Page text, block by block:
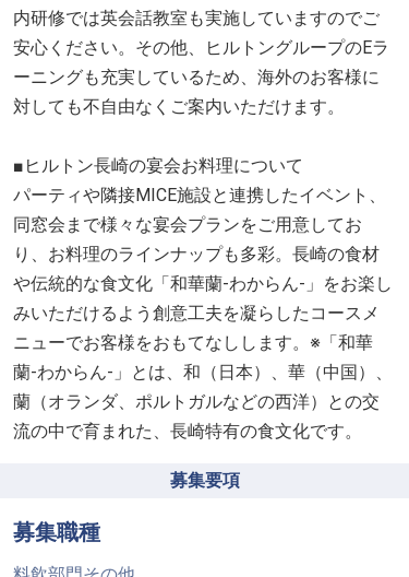
内研修では英会話教室も実施していますのでご
安心ください。その他、ヒルトングループのEラ
ーニングも充実しているため、海外のお客様に
対しても不自由なくご案内いただけます。
■ヒルトン長崎の宴会お料理について
パーティや隣接MICE施設と連携したイベント、
同窓会まで様々な宴会プランをご用意してお
り、お料理のラインナップも多彩。長崎の食材
や伝統的な食文化「和華蘭-わからん-」をお楽し
みいただけるよう創意工夫を凝らしたコースメ
ニューでお客様をおもてなしします。※「和華
蘭-わからん-」とは、和（日本）、華（中国）、
蘭（オランダ、ポルトガルなどの西洋）との交
流の中で育まれた、長崎特有の食文化です。
募集要項
募集職種